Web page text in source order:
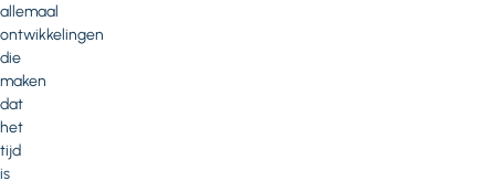
allemaal
ontwikkelingen
die
maken
dat
het
tijd
is